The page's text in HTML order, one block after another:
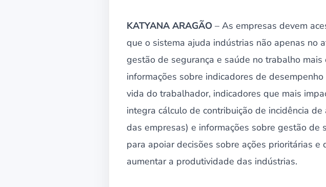
KATYANA ARAGÃO – As empresas devem
que o sistema ajuda indústrias não apenas no
gestão de segurança e saúde no trabalho
informações sobre indicadores de
vida do trabalhador, indicadores que mais
integra cálculo de contribuição de incidência
das empresas) e informações sobre gestão de
para apoiar decisões sobre ações prioritárias
aumentar a produtividade das indústrias.